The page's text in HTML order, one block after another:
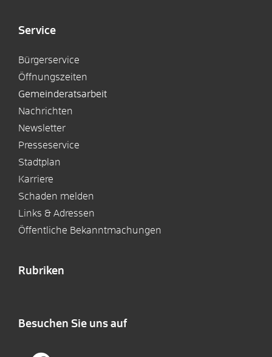
Service
Bürgerservice
Öffnungszeiten
Gemeinderatsarbeit
Nachrichten
Newsletter
Presseservice
Stadtplan
Karriere
Schaden melden
Links & Adressen
Öffentliche Bekanntmachungen
Rubriken
Besuchen Sie uns auf